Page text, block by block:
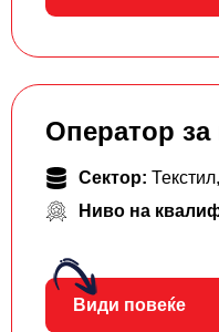
Оператор
Сектор:
Ниво на
Види повеќе